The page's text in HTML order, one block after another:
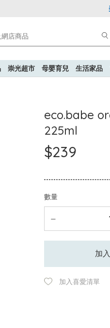
美國
崇光超市 母嬰育兒 生活家品
eco.babe
225ml
$239
數量
加
加入喜愛清單